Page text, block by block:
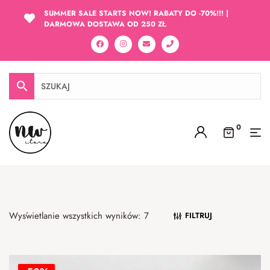
SUMMER SALE STARTS NOW! RABATY DO -70%!!! |
DARMOWA DOSTAWA OD 250 ZŁ
0
Wyświetlanie wszystkich wyników: 7 FILTRUJ